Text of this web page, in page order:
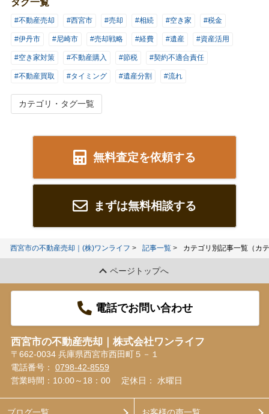
タグ一覧
#不動産売却 #西宮市 #売却 #相続 #空き家 #税金
#伊丹市 #尼崎市 #売却戦略 #経費 #遺産 #資産活用
#空き家対策 #不動産購入 #節税 #契約不適合責任
#不動産買取 #タイミング #遺産分割 #流れ
カテゴリ・タグ一覧
無料査定を依頼する
まずは無料相談する
西宮市の不動産売却｜(株)ワンライフ 記事一覧 カテゴリ別記事一覧（カ
ページトップへ
電話でお問い合わせ
西宮市の不動産売却｜株式会社ワンライフ
〒662-0034 兵庫県西宮市西田町５－１
電話番号： 0798-42-8559
営業時間：10:00～18：00
定休日： 水曜日
ブログ一覧 お客様の声一覧